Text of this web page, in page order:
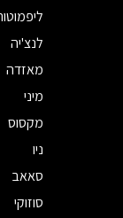
לנצ'יה
מאזדה
מיני
מקסוס
ניו
סאאב
סוזוקי